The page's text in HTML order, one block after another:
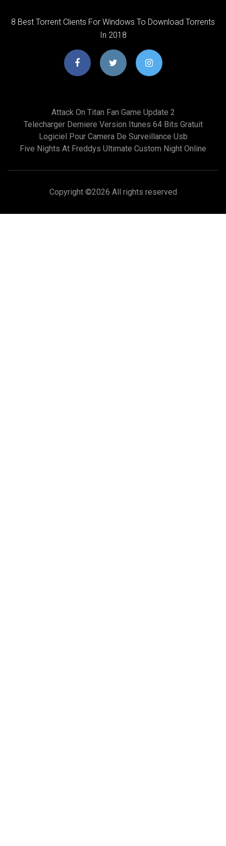
8 Best Torrent Clients For Windows To Download Torrents
In 2018
Attack On Titan Fan Game Update 2
Telecharger Derniere Version Itunes 64 Bits Gratuit
Logiciel Pour Camera De Surveillance Usb
Five Nights At Freddys Ultimate Custom Night Online
Copyright ©2026 All rights reserved